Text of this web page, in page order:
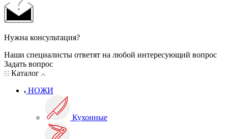
Нужна консультация?
Наши специалисты ответят на любой интересующий вопрос
Задать вопрос
Каталог
НОЖИ
Кухонные